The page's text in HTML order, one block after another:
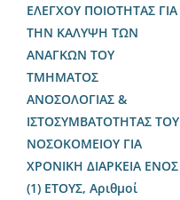
ΕΛΕΓΧΟΥ ΠΟΙΟΤΗΤΑΣ ΓΙΑ
ΤΗΝ ΚΑΛΥΨΗ ΤΩΝ
ΑΝΑΓΚΩΝ ΤΟΥ
ΤΜΗΜΑΤΟΣ
ΑΝΟΣΟΛΟΓΙΑΣ &
ΙΣΤΟΣΥΜΒΑΤΟΤΗΤΑΣ ΤΟΥ
ΝΟΣΟΚΟΜΕΙΟΥ ΓΙΑ
ΧΡΟΝΙΚΗ ΔΙΑΡΚΕΙΑ ΕΝΟΣ
(1) ΕΤΟΥΣ, Αριθμοί